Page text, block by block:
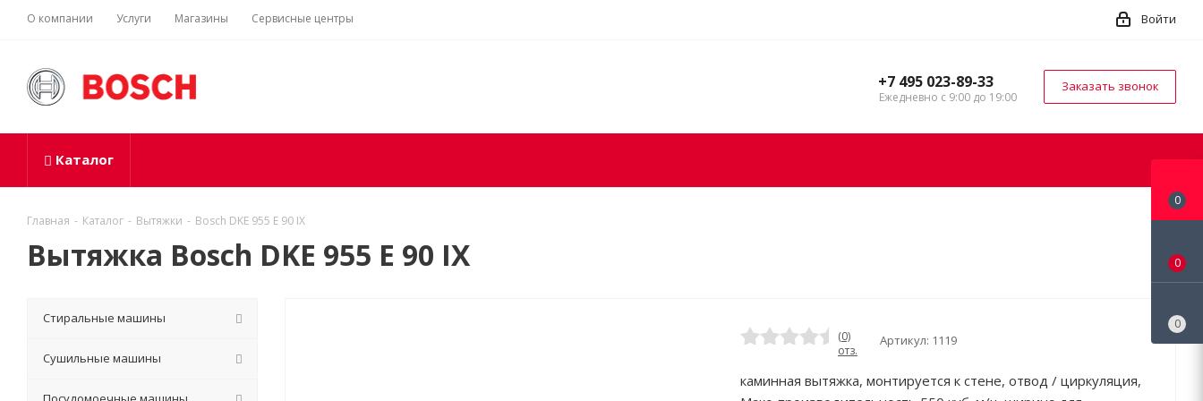
О компании Услуги Магазины Сервисные центры Войти
+7 495 023-89-33
Ежедневно с 9:00 до 19:00
Заказать звонок
Каталог
Главная - Каталог - Вытяжки - Bosch DKE 955 E 90 IX
Вытяжка Bosch DKE 955 E 90 IX
(0)
отз.
Артикул: 1119
каминная вытяжка, монтируется к стене, отвод / циркуляция,
Стиральные машины
Сушильные машины
0
0
0